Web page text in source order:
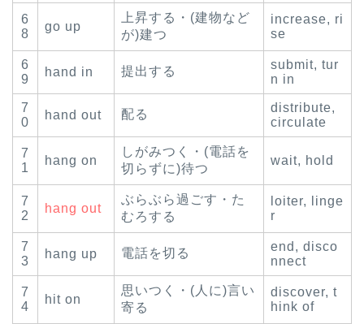
6
8
go up
上昇する・(建物など
が)建つ
increase, ri
se
6
9
hand in 提出する
submit, tur
n in
7
0
hand out 配る
distribute,
circulate
7
1
hang on
しがみつく・(電話を
切らずに)待つ
wait, hold
7
2
hang out
ぶらぶら過ごす・た
むろする
loiter, linge
r
7
3
hang up 電話を切る
end, disco
nnect
7
4
hit on
思いつく・(人に)言い
寄る
discover, t
hink of